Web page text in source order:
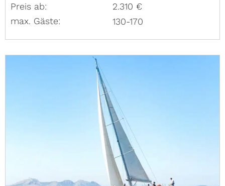
Preis ab:
2.310 €
max. Gäste:
130-170